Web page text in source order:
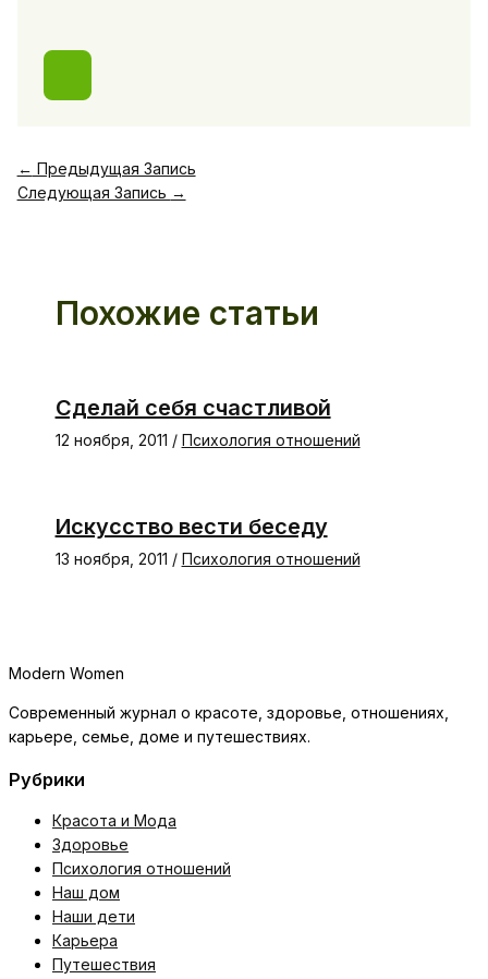
← Предыдущая Запись
Следующая Запись →
Похожие статьи
Сделай себя счастливой
12 ноября, 2011 / Психология отношений
Искусство вести беседу
13 ноября, 2011 / Психология отношений
Modern Women
Современный журнал о красоте, здоровье, отношениях,
карьере, семье, доме и путешествиях.
Рубрики
Красота и Мода
Здоровье
Психология отношений
Наш дом
Наши дети
Карьера
Путешествия